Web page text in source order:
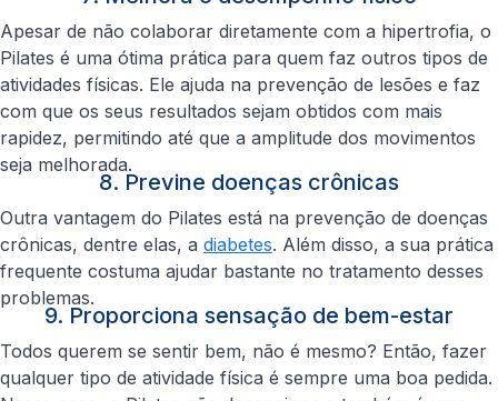
Apesar de não colaborar diretamente com a hipertrofia, o
Pilates é uma ótima prática para quem faz outros tipos de
atividades físicas. Ele ajuda na prevenção de lesões e faz
com que os seus resultados sejam obtidos com mais
rapidez, permitindo até que a amplitude dos movimentos
seja melhorada.
8. Previne doenças crônicas
Outra vantagem do Pilates está na prevenção de doenças
crônicas, dentre elas, a diabetes. Além disso, a sua prática
frequente costuma ajudar bastante no tratamento desses
problemas.
9. Proporciona sensação de bem-estar
Todos querem se sentir bem, não é mesmo? Então, fazer
qualquer tipo de atividade física é sempre uma boa pedida.